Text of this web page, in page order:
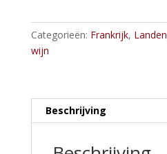
Categorieën: Frankrijk, Landen
wijn
Beschrijving